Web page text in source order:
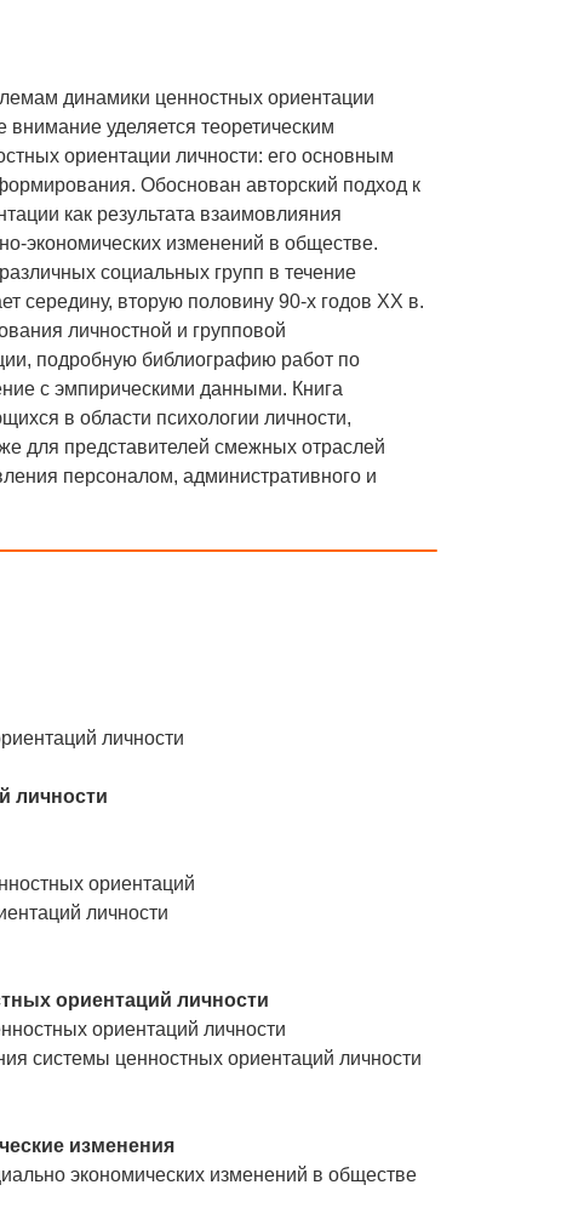
динамики ценностных ориентации
уделяется теоретическим
ориентации личности: его основным
Обоснован авторский подход к
как результата взаимовлияния
экономических изменений в обществе.
социальных групп в течение
середину, вторую половину 90-х годов XX в.
личностной и групповой
подробную библиографию работ по
с эмпирическими данными. Книга
в области психологии личности,
для представителей смежных отраслей
персоналом, административного и
личности
личности
ориентаций
личности
ориентаций личности
ориентаций личности
системы ценностных ориентаций личности
изменения
экономических изменений в обществе